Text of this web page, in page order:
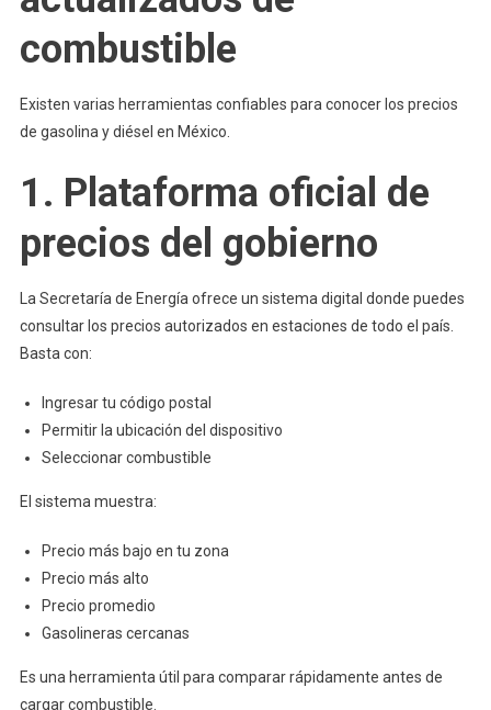
combustible
Existen varias herramientas confiables para conocer los precios
de gasolina y diésel en México.
1. Plataforma oficial de
precios del gobierno
La Secretaría de Energía ofrece un sistema digital donde puedes
consultar los precios autorizados en estaciones de todo el país.
Basta con:
Ingresar tu código postal
Permitir la ubicación del dispositivo
Seleccionar combustible
El sistema muestra:
Precio más bajo en tu zona
Precio más alto
Precio promedio
Gasolineras cercanas
Es una herramienta útil para comparar rápidamente antes de
cargar combustible.